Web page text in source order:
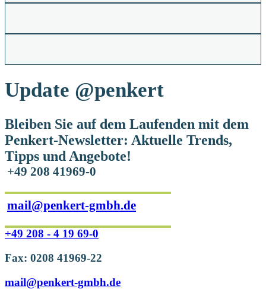
Update @penkert
Bleiben Sie auf dem Laufenden mit dem
Penkert-Newsletter: Aktuelle Trends,
Tipps und Angebote!
+49 208 41969-0
mail@penkert-gmbh.de
+49 208 - 4 19 69-0
Fax: 0208 41969-22
mail@penkert-gmbh.de